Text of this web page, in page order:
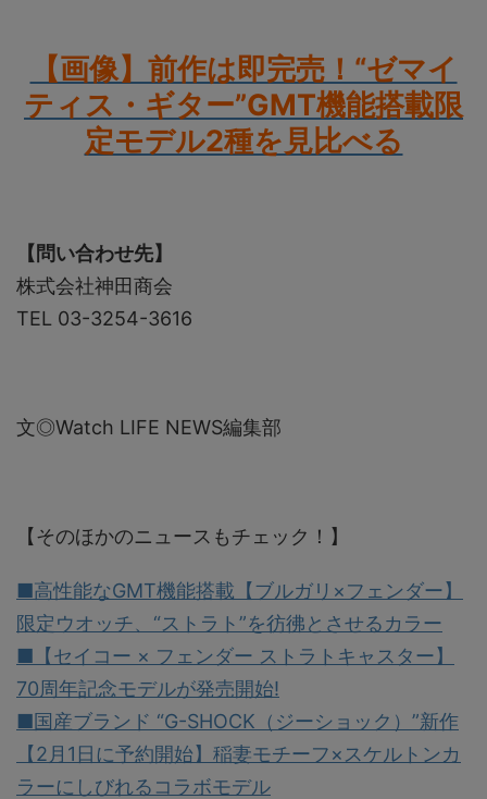
【画像】前作は即完売！“ゼマイ
ティス・ギター”GMT機能搭載限
定モデル2種を見比べる
【問い合わせ先】
株式会社神田商会
TEL 03-3254-3616
文◎Watch LIFE NEWS編集部
【そのほかのニュースもチェック！】
■高性能なGMT機能搭載【ブルガリ×フェンダー】
限定ウオッチ、“ストラト”を彷彿とさせるカラー
■【セイコー × フェンダー ストラトキャスター】
70周年記念モデルが発売開始!
■国産ブランド “G-SHOCK（ジーショック）”新作
【2月1日に予約開始】稲妻モチーフ×スケルトンカ
ラーにしびれるコラボモデル